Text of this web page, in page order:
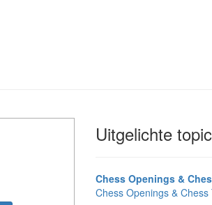
Uitgelichte
Chess Openings &
Chess Openings &